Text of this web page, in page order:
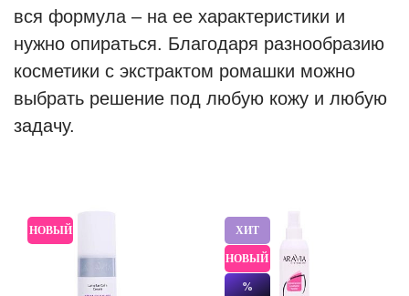
вся формула – на ее характеристики и
нужно опираться. Благодаря разнообразию
косметики с экстрактом ромашки можно
выбрать решение под любую кожу и любую
задачу.
НОВЫЙ ХИТ
НОВЫЙ
%